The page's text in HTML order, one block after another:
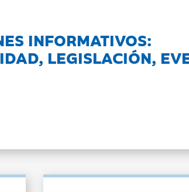
INFORMATIVOS:
LEGISLACIÓN,